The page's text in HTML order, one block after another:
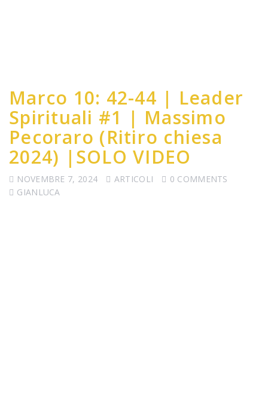
Marco 10: 42-44 | Leader
Spirituali #1 | Massimo
Pecoraro (Ritiro chiesa
2024) |SOLO VIDEO
NOVEMBRE 7, 2024 ARTICOLI
0 COMMENTS
GIANLUCA